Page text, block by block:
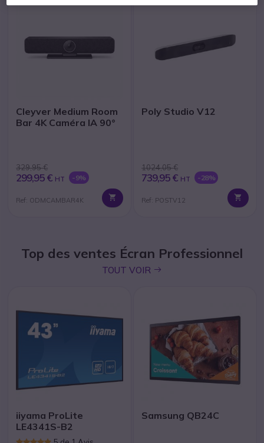
Cleyver Medium Room
Bar 4K Caméra IA 90°
329,95 €
299,95 € HT -9%
Ref: ODMCAMBAR4K
Poly Studio V12
1024,05 €
739,95 € HT -28%
Ref: POSTV12
Top des ventes Écran Professionnel
TOUT VOIR
iiyama ProLite
LE4341S-B2
Samsung QB24C